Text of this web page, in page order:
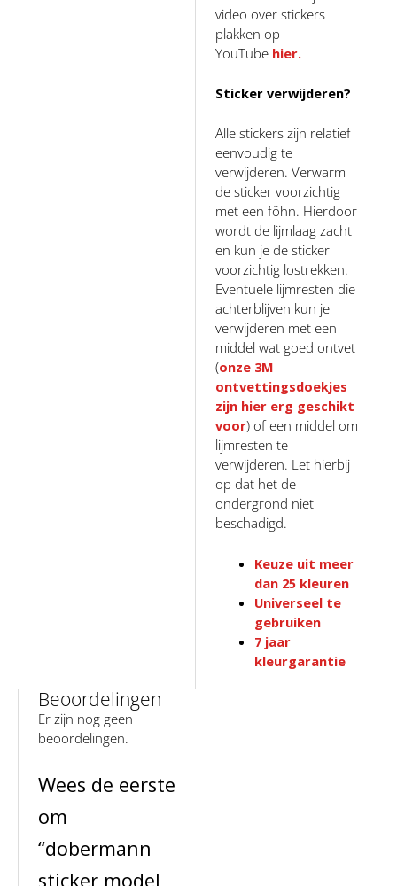
video over stickers
plakken op
YouTube hier.
Sticker verwijderen?
Alle stickers zijn relatief
eenvoudig te
verwijderen. Verwarm
de sticker voorzichtig
met een föhn. Hierdoor
wordt de lijmlaag zacht
en kun je de sticker
voorzichtig lostrekken.
Eventuele lijmresten die
achterblijven kun je
verwijderen met een
middel wat goed ontvet
(onze 3M
ontvettingsdoekjes
zijn hier erg geschikt
voor) of een middel om
lijmresten te
verwijderen. Let hierbij
op dat het de
ondergrond niet
beschadigd.
Keuze uit meer
dan 25 kleuren
Universeel te
gebruiken
7 jaar
kleurgarantie
Beoordelingen
Er zijn nog geen
beoordelingen.
Wees de eerste
om
“dobermann
sticker model